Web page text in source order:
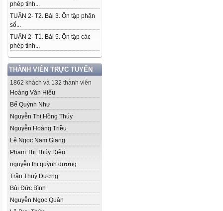
phép tính...
TUẦN 2- T2. Bài 3. Ôn tập phân
số...
TUẦN 2- T1. Bài 5. Ôn tập các
phép tính...
THÀNH VIÊN TRỰC TUYẾN
1862 khách và 132 thành viên
Hoàng Văn Hiếu
Bế Quỳnh Như
Nguyễn Thị Hồng Thúy
Nguyễn Hoàng Triều
Lê Ngọc Nam Giang
Phạm Thị Thúy Diệu
nguyễn thị quỳnh dương
Trần Thuỳ Dương
Bùi Đức Bình
Nguyễn Ngọc Quân